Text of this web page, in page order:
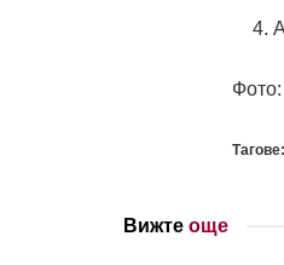
Тагове:
Вижте още